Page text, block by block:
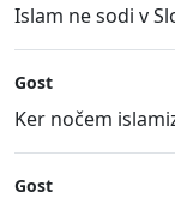
Islam ne sodi v
Gost
Ker nočem
Gost